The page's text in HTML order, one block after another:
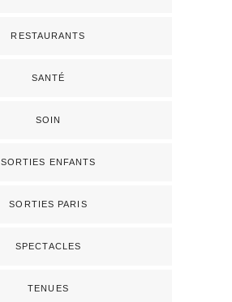
RESTAURANTS
SANTÉ
SOIN
SORTIES ENFANTS
SORTIES PARIS
SPECTACLES
TENUES